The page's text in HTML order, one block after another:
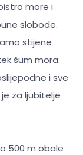
more i
slobode.
stijene
šum mora.
i sve
za ljubitelje
500 m obale